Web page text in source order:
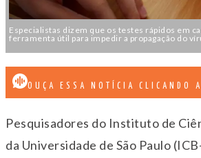
Especialistas dizem que os testes rápidos em
ferramenta útil para impedir a propagação do
OUÇA ESSA NOTÍCIA CLICANDO
Pesquisadores do Instituto de
da Universidade de São Paulo